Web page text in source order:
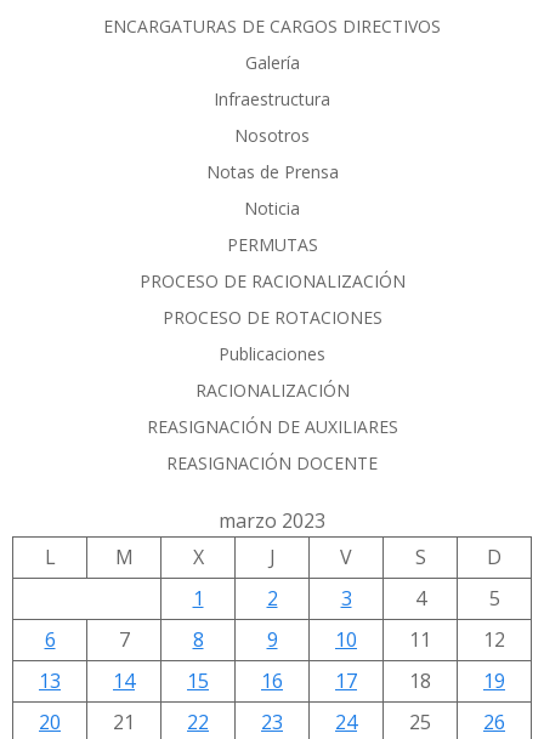
ENCARGATURAS DE CARGOS DIRECTIVOS
Galería
Infraestructura
Nosotros
Notas de Prensa
Noticia
PERMUTAS
PROCESO DE RACIONALIZACIÓN
PROCESO DE ROTACIONES
Publicaciones
RACIONALIZACIÓN
REASIGNACIÓN DE AUXILIARES
REASIGNACIÓN DOCENTE
marzo 2023
L
M X J V S
D
1
2 3 4
5
6
7 8 9 10 11
12
13
14 15 16 17 18
19
20
21 22 23 24 25 26